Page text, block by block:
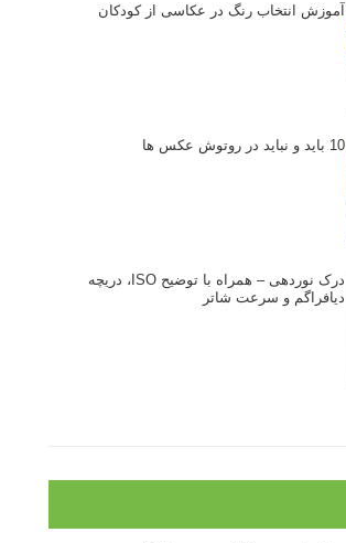
آموزش انتخاب رنگ در عکاسی از کودکان
10 باید و نباید در روتوش عکس ها
درک نوردهی – همراه با توضیح ISO، دریچه
دیافراگم و سرعت شاتر